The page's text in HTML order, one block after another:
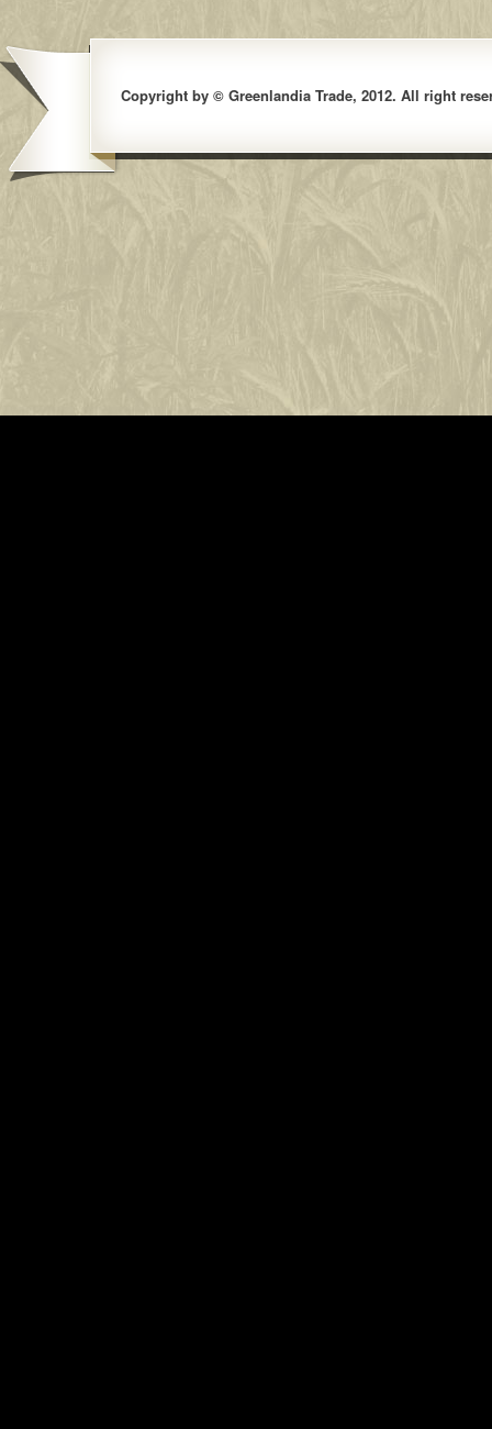
Copyright by © Greenlandia Trade, 2012. All right